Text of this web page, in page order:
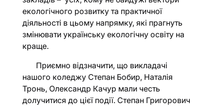
екологічного розвитку та практичної
діяльності в цьому напрямку, які прагнуть
змінювати українську екологічну освіту на
краще.
Приємно відзначити, що викладачі
нашого коледжу Степан Бобир, Наталія
Тронь, Олександр Качур мали честь
долучитися до цієї події. Степан Григорович